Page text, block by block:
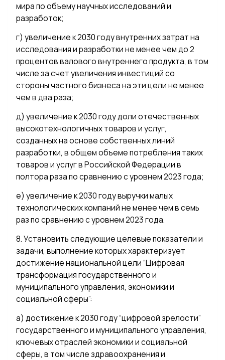
мира по объему научных исследований и
разработок;
г) увеличение к 2030 году внутренних затрат на
исследования и разработки не менее чем до 2
процентов валового внутреннего продукта, в том
числе за счет увеличения инвестиций со
стороны частного бизнеса на эти цели не менее
чем в два раза;
д) увеличение к 2030 году доли отечественных
высокотехнологичных товаров и услуг,
созданных на основе собственных линий
разработки, в общем объеме потребления таких
товаров и услуг в Российской Федерации в
полтора раза по сравнению с уровнем 2023 года;
е) увеличение к 2030 году выручки малых
технологических компаний не менее чем в семь
раз по сравнению с уровнем 2023 года.
8. Установить следующие целевые показатели и
задачи, выполнение которых характеризует
достижение национальной цели “Цифровая
трансформация государственного и
муниципального управления, экономики и
социальной сферы”:
а) достижение к 2030 году “цифровой зрелости”
государственного и муниципального управления,
ключевых отраслей экономики и социальной
сферы, в том числе здравоохранения и